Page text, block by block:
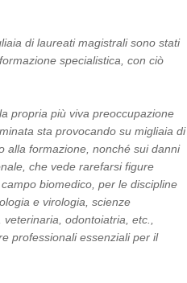
di laureati magistrali sono stati
specialistica, con ciò
propria più viva preoccupazione
sta provocando su migliaia di
alla formazione, nonché sui danni
che vede rarefarsi figure
biomedico, per le discipline
e virologia, scienze
odontoiatria, etc.,
professionali essenziali per il